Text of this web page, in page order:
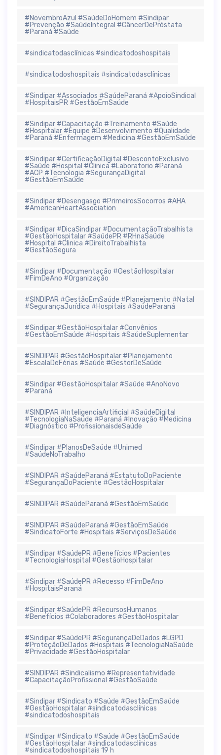
#NovembroAzul #SaúdeDoHomem #Sindipar
#Prevenção #SaúdeIntegral #CâncerDePróstata
#Paraná #Saúde
#sindicatodasclínicas #sindicatodoshospitais
#sindicatodoshospitais #sindicatodasclínicas
#Sindipar #Associados #SaúdeParaná #ApoioSindical
#HospitaisPR #GestãoEmSaúde
#Sindipar #Capacitação #Treinamento #Saúde
#Hospitalar #Equipe #Desenvolvimento #Qualidade
#Paraná #Enfermagem #Medicina #GestãoEmSaúde
#Sindipar #CertificaçãoDigital #DescontoExclusivo
#Saúde #Hospital #Clinica #Laboratorio #Paraná
#ACP #Tecnologia #SegurançaDigital
#GestãoEmSaúde
#Sindipar #Desengasgo #PrimeirosSocorros #AHA
#AmericanHeartAssociation
#Sindipar #DicaSindipar #DocumentaçãoTrabalhista
#GestãoHospitalar #SaúdePR #RHnaSaúde
#Hospital #Clinica #DireitoTrabalhista
#GestãoSegura
#Sindipar #Documentação #GestãoHospitalar
#FimDeAno #Organização
#SINDIPAR #GestãoEmSaúde #Planejamento #Natal
#SegurançaJurídica #Hospitais #SaúdeParaná
#Sindipar #GestãoHospitalar #Convênios
#GestãoEmSaúde #Hospitais #SaúdeSuplementar
#SINDIPAR #GestãoHospitalar #Planejamento
#EscalaDeFérias #Saúde #GestorDeSaúde
#Sindipar #GestãoHospitalar #Saúde #AnoNovo
#Paraná
#SINDIPAR #InteligenciaArtificial #SaúdeDigital
#TecnologiaNaSaúde #Paraná #Inovação #Medicina
#Diagnóstico #ProfissionaisdeSaúde
#Sindipar #PlanosDeSaúde #Unimed
#SaúdeNoTrabalho
#SINDIPAR #SaúdeParaná #EstatutoDoPaciente
#SegurançaDoPaciente #GestãoHospitalar
#SINDIPAR #SaúdeParaná #GestãoEmSaúde
#SINDIPAR #SaúdeParaná #GestãoEmSaúde
#SindicatoForte #Hospitais #ServiçosDeSaúde
#Sindipar #SaúdePR #Benefícios #Pacientes
#TecnologiaHospital #GestãoHospitalar
#Sindipar #SaúdePR #Recesso #FimDeAno
#HospitaisParaná
#Sindipar #SaúdePR #RecursosHumanos
#Benefícios #Colaboradores #GestãoHospitalar
#Sindipar #SaúdePR #SegurançaDeDados #LGPD
#ProteçãoDeDados #Hospitais #TecnologiaNaSaúde
#Privacidade #GestãoHospitalar
#SINDIPAR #Sindicalismo #Representatividade
#CapacitaçãoProfissional #GestãoSaúde
#Sindipar #Sindicato #Saúde #GestãoEmSaúde
#GestãoHospitalar #sindicatodasclínicas
#sindicatodoshospitais
#Sindipar #Sindicato #Saúde #GestãoEmSaúde
#GestãoHospitalar #sindicatodasclínicas
#sindicatodoshospitais 19 h